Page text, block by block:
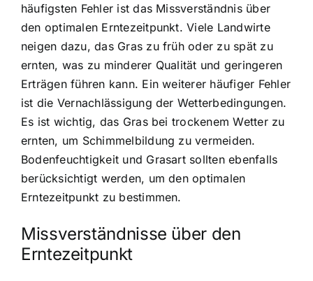
häufigsten Fehler ist das Missverständnis über
den optimalen Erntezeitpunkt. Viele Landwirte
neigen dazu, das Gras zu früh oder zu spät zu
ernten, was zu minderer Qualität und geringeren
Erträgen führen kann. Ein weiterer häufiger Fehler
ist die Vernachlässigung der Wetterbedingungen.
Es ist wichtig, das Gras bei trockenem Wetter zu
ernten, um Schimmelbildung zu vermeiden.
Bodenfeuchtigkeit und Grasart sollten ebenfalls
berücksichtigt werden, um den optimalen
Erntezeitpunkt zu bestimmen.
Missverständnisse über den
Erntezeitpunkt